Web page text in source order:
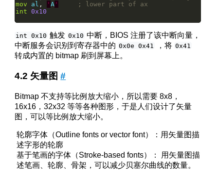
mov
al , 'A '
int
0x10
int 0x10 触发 0x10 中断，BIOS 注册了该中断向量，
中断服务会识别到寄存器中的 0x0e 0x41 ，将 0x41
转成内置的 bitmap 刷到屏幕上。
矢量图#
Bitmap 不支持等比例放大缩小，所以需要 8x8，
16x16，32x32 等等各种图形，于是人们设计了矢量
图，可以等比例放大缩小。
轮廓字体（Outline fonts or vector font）：用矢量图描
述字形的轮廓
基于笔画的字体（Stroke-based fonts）： 用矢量图描
述笔画、轮廓、骨架，可以减少贝塞尔曲线的数量。